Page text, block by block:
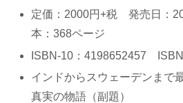
定価：2000円+税 発売日：
本：368ページ
ISBN-10：4198652457
インドからスウェーデンまで
真実の物語（副題）